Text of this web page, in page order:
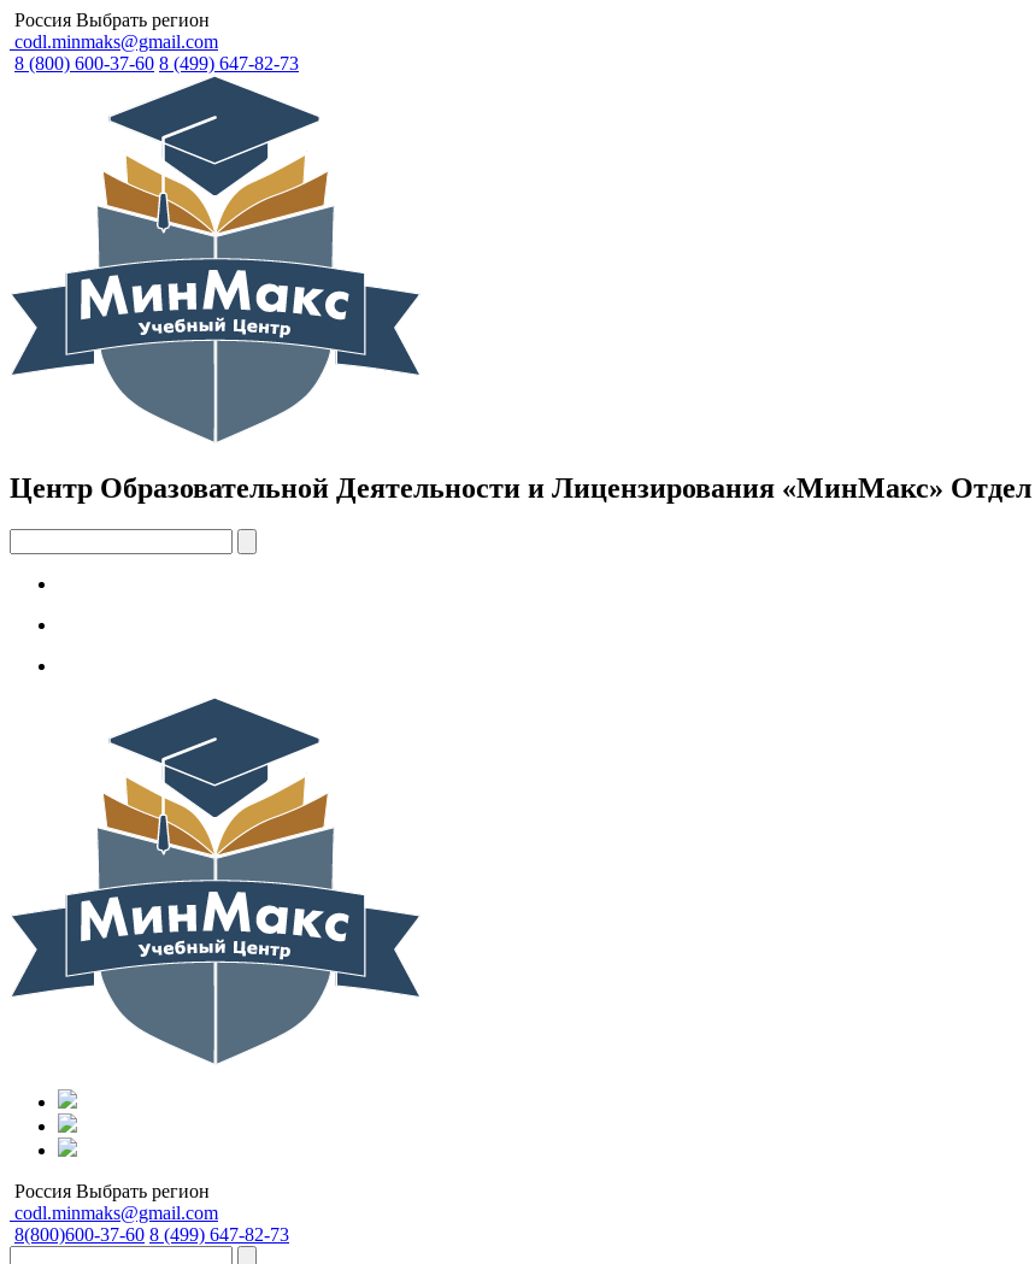
Россия Выбрать регион
codl.minmaks@gmail.com
8 (800) 600-37-60 8 (499) 647-82-73
Центр Образовательной Деятельности и Лицензирования «МинМакс»
Россия Выбрать регион
codl.minmaks@gmail.com
8(800)600-37-60 8 (499) 647-82-73